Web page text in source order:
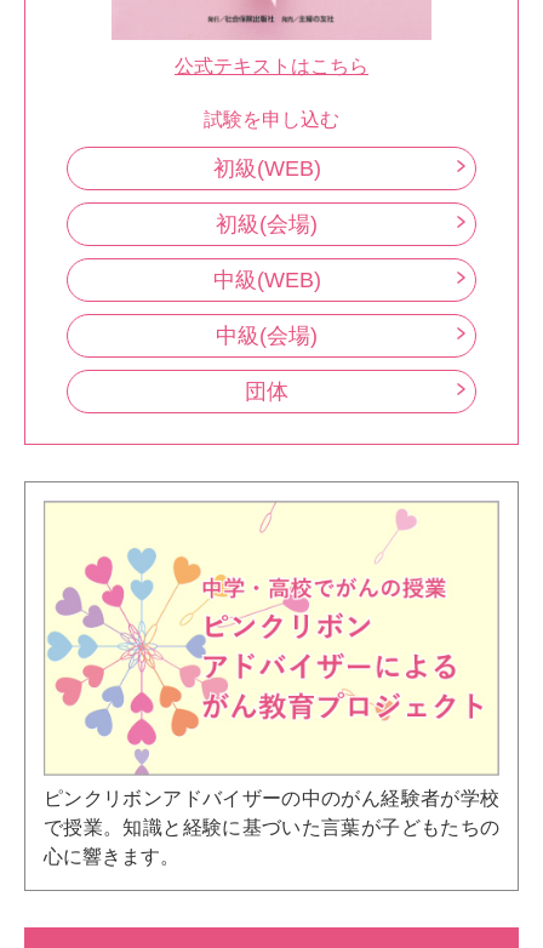
公式テキストはこちら
試験を申し込む
初級(WEB)
初級(会場)
中級(WEB)
中級(会場)
団体
ピンクリボンアドバイザーの中のがん経験者が学校
で授業。知識と経験に基づいた言葉が子どもたちの
心に響きます。